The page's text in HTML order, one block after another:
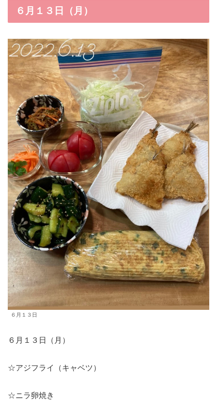
６月１３日（月）
６月１３日
６月１３日（月）
☆アジフライ（キャベツ）
☆ニラ卵焼き